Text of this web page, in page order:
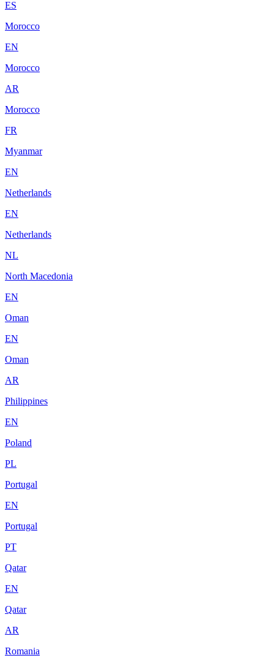
ES
Morocco
EN
Morocco
AR
Morocco
FR
Myanmar
EN
Netherlands
EN
Netherlands
NL
North Macedonia
EN
Oman
EN
Oman
AR
Philippines
EN
Poland
PL
Portugal
EN
Portugal
PT
Qatar
EN
Qatar
AR
Romania